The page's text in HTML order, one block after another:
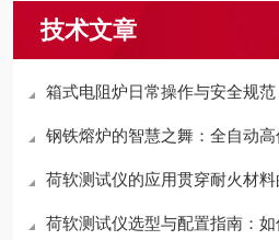
技术文章
箱式电阻炉日常操作与安全规范
钢铁熔炉的智慧之舞：全自动
荷软测试仪的应用贯穿耐火材料的研
荷软测试仪选型与配置指南：如何